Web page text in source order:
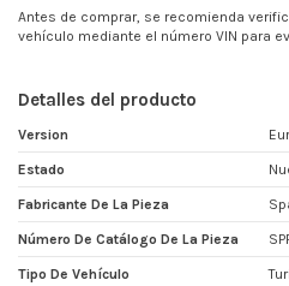
Antes de comprar, se recomienda
vehículo mediante el número VIN para
Detalles del producto
Version
Estado
Fabricante De La Pieza
Número De Catálogo De La Pieza
Tipo De Vehículo